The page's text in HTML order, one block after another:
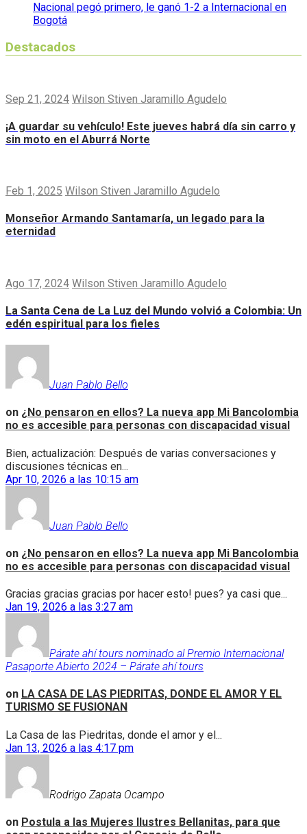
Nacional pegó primero, le ganó 1-2 a Internacional en
Bogotá
Destacados
Sep 21, 2024 Wilson Stiven Jaramillo Agudelo
¡A guardar su vehículo! Este jueves habrá día sin carro y
sin moto en el Aburrá Norte
Feb 1, 2025 Wilson Stiven Jaramillo Agudelo
Monseñor Armando Santamaría, un legado para la
eternidad
Ago 17, 2024 Wilson Stiven Jaramillo Agudelo
La Santa Cena de La Luz del Mundo volvió a Colombia: Un
edén espiritual para los fieles
Juan Pablo Bello
on ¿No pensaron en ellos? La nueva app Mi Bancolombia
no es accesible para personas con discapacidad visual
Bien, actualización: Después de varias conversaciones y
discusiones técnicas en...
Apr 10, 2026 a las 10:15 am
Juan Pablo Bello
on ¿No pensaron en ellos? La nueva app Mi Bancolombia
no es accesible para personas con discapacidad visual
Gracias gracias gracias por hacer esto! pues? ya casi que...
Jan 19, 2026 a las 3:27 am
Párate ahí tours nominado al Premio Internacional
Pasaporte Abierto 2024 – Párate ahí tours
on LA CASA DE LAS PIEDRITAS, DONDE EL AMOR Y EL
TURISMO SE FUSIONAN
La Casa de las Piedritas, donde el amor y el...
Jan 13, 2026 a las 4:17 pm
Rodrigo Zapata Ocampo
on Postula a las Mujeres Ilustres Bellanitas, para que